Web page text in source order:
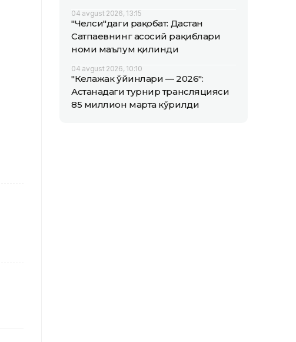
04 avgust 2026, 13:15
"Челси"даги рақобат: Дастан
Сатпаевнинг асосий рақиблари
номи маълум қилинди
04 avgust 2026, 10:10
"Келажак ўйинлари — 2026":
Астанадаги турнир трансляцияси
85 миллион марта кўрилди